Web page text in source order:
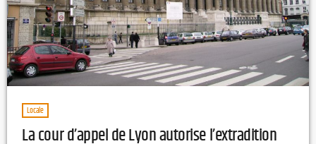
Locale
La cour d’appel de Lyon autorise l’extradition